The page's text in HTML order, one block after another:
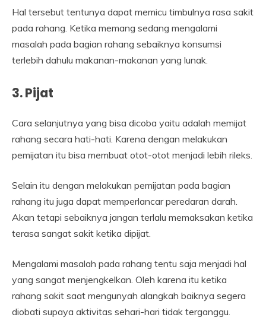
Hal tersebut tentunya dapat memicu timbulnya rasa sakit
pada rahang. Ketika memang sedang mengalami
masalah pada bagian rahang sebaiknya konsumsi
terlebih dahulu makanan-makanan yang lunak.
3. Pijat
Cara selanjutnya yang bisa dicoba yaitu adalah memijat
rahang secara hati-hati. Karena dengan melakukan
pemijatan itu bisa membuat otot-otot menjadi lebih rileks.
Selain itu dengan melakukan pemijatan pada bagian
rahang itu juga dapat memperlancar peredaran darah.
Akan tetapi sebaiknya jangan terlalu memaksakan ketika
terasa sangat sakit ketika dipijat.
Mengalami masalah pada rahang tentu saja menjadi hal
yang sangat menjengkelkan. Oleh karena itu ketika
rahang sakit saat mengunyah alangkah baiknya segera
diobati supaya aktivitas sehari-hari tidak terganggu.